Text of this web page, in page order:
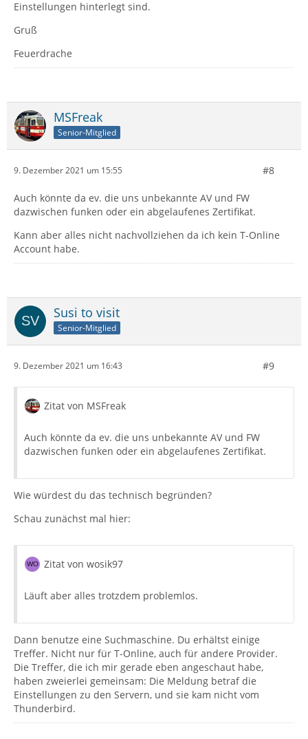
Einstellungen hinterlegt sind.
Gruß
Feuerdrache
MSFreak
Senior-Mitglied
9. Dezember 2021 um 15:55 #8
Auch könnte da ev. die uns unbekannte AV und FW
dazwischen funken oder ein abgelaufenes Zertifikat.
Kann aber alles nicht nachvollziehen da ich kein T-Online
Account habe.
Susi to visit
Senior-Mitglied
9. Dezember 2021 um 16:43 #9
Zitat von MSFreak
Auch könnte da ev. die uns unbekannte AV und FW
dazwischen funken oder ein abgelaufenes Zertifikat.
Wie würdest du das technisch begründen?
Schau zunächst mal hier:
Zitat von wosik97
Läuft aber alles trotzdem problemlos.
Dann benutze eine Suchmaschine. Du erhältst einige
Treffer. Nicht nur für T-Online, auch für andere Provider.
Die Treffer, die ich mir gerade eben angeschaut habe,
haben zweierlei gemeinsam: Die Meldung betraf die
Einstellungen zu den Servern, und sie kam nicht vom
Thunderbird.